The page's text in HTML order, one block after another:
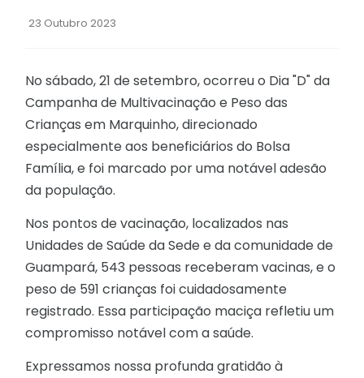
23 Outubro 2023
No sábado, 21 de setembro, ocorreu o Dia "D" da
Campanha de Multivacinação e Peso das
Crianças em Marquinho, direcionado
especialmente aos beneficiários do Bolsa
Família, e foi marcado por uma notável adesão
da população.
Nos pontos de vacinação, localizados nas
Unidades de Saúde da Sede e da comunidade de
Guampará, 543 pessoas receberam vacinas, e o
peso de 591 crianças foi cuidadosamente
registrado. Essa participação maciça refletiu um
compromisso notável com a saúde.
Expressamos nossa profunda gratidão à